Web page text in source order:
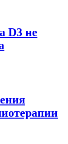
D3 не